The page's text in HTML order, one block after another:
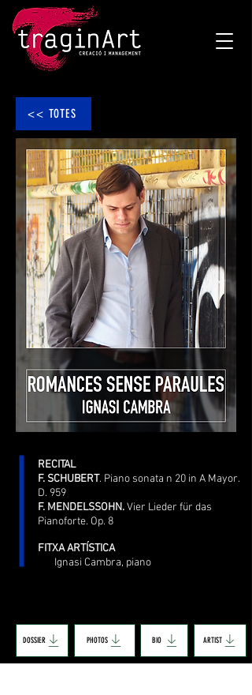
<< TOTES
RECITAL
F. SCHUBERT. Piano sonata n 20 in A Mayor.
D. 959
F. MENDELSSOHN.Vier Lieder für das
Pianoforte. Op. 8
FITXA ARTÍSTICA
Ignasi Cambra, piano
DOSSIER PHOTOS BIO ARTIST